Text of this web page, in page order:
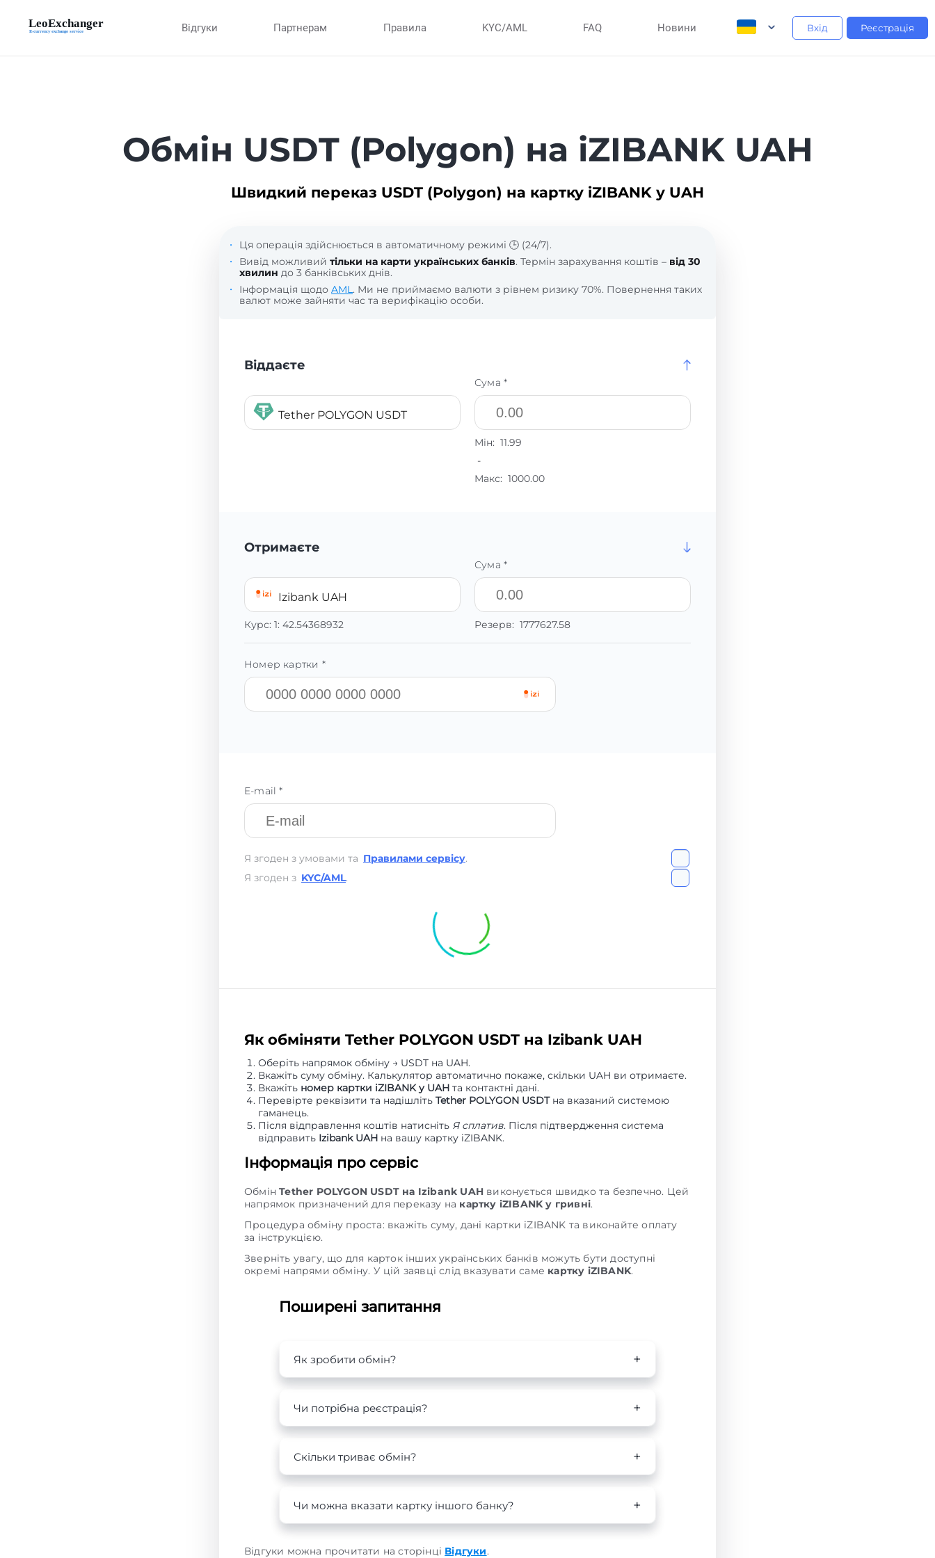
Відгуки Партнерам Правила KYC/AML FAQ Новини Вхід Реєстрація
Обмін USDT (Polygon) на iZIBANK UAH
Швидкий переказ USDT (Polygon) на картку iZIBANK у UAH
Ця операція здійснюється в автоматичному режимі 🕒 (24/7).
Вивід можливий тільки на карти українських банків. Термін зарахування коштів – від 30
хвилин до 3 банківських днів.
Інформація щодо AML. Ми не приймаємо валюти з рівнем ризику 70%. Повернення таких
валют може зайняти час та верифікацію особи.
Віддаєте
Tether POLYGON USDT
Сума *
Мін: 11.99
-
Макс: 1000.00
Отримаєте
Izibank UAH
Курс: 1: 42.54368932
Сума *
Резерв: 1777627.58
Номер картки *
E-mail *
Я згоден з умовами та Правилами сервісу.
Я згоден з KYC/AML.
Як обміняти Tether POLYGON USDT на Izibank UAH
Оберіть напрямок обміну → USDT на UAH.
Вкажіть суму обміну. Калькулятор автоматично покаже, скільки UAH ви отримаєте.
Вкажіть номер картки iZIBANK у UAH та контактні дані.
Перевірте реквізити та надішліть Tether POLYGON USDTна вказаний системою
гаманець.
Після відправлення коштів натисніть Я сплатив. Після підтвердження система
відправить Izibank UAH на вашу картку iZIBANK.
Інформація про сервіс
ОбмінTether POLYGON USDT на Izibank UAH виконується швидко та безпечно. Цей
напрямок призначений для переказу на картку iZIBANK у гривні.
Процедура обміну проста: вкажіть суму, дані картки iZIBANK та виконайте оплату
за інструкцією.
Зверніть увагу, що для карток інших українських банків можуть бути доступні
окремі напрями обміну. У цій заявці слід вказувати саме картку iZIBANK.
Поширені запитання
Як зробити обмін?
Чи потрібна реєстрація?
Скільки триває обмін?
Чи можна вказати картку іншого банку?
Відгуки можна прочитати на сторінці Відгуки.